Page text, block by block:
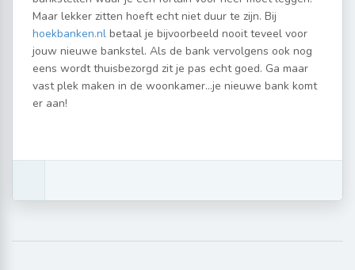
Maar lekker zitten hoeft echt niet duur te zijn. Bij
hoekbanken.nl betaal je bijvoorbeeld nooit teveel voor
jouw nieuwe bankstel. Als de bank vervolgens ook nog
eens wordt thuisbezorgd zit je pas echt goed. Ga maar
vast plek maken in de woonkamer…je nieuwe bank komt
er aan!